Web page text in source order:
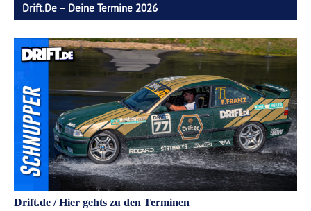
Drift.de – Deine Termine 2026
Drift.de / Hier gehts zu den Terminen